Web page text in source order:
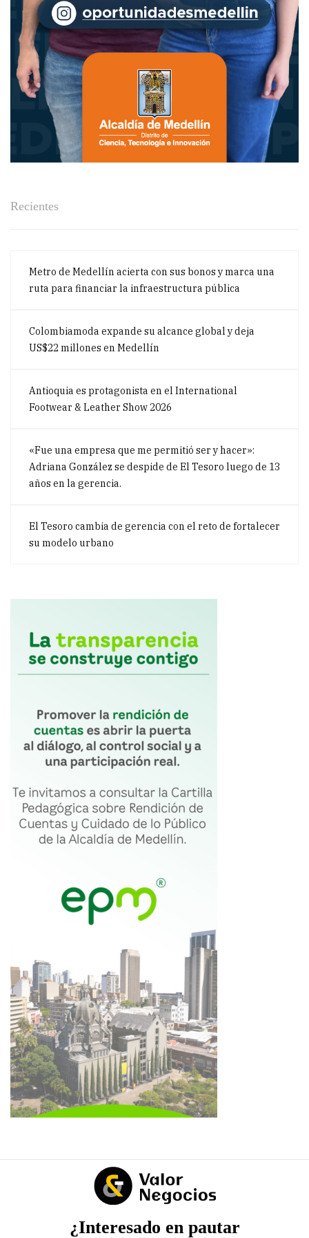
Recientes
Metro de Medellín acierta con sus bonos y marca una
ruta para financiar la infraestructura pública
Colombiamoda expande su alcance global y deja
US$22 millones en Medellín
Antioquia es protagonista en el International
Footwear & Leather Show 2026
«Fue una empresa que me permitió ser y hacer»:
Adriana González se despide de El Tesoro luego de 13
años en la gerencia.
El Tesoro cambia de gerencia con el reto de fortalecer
su modelo urbano
¿Interesado en pautar